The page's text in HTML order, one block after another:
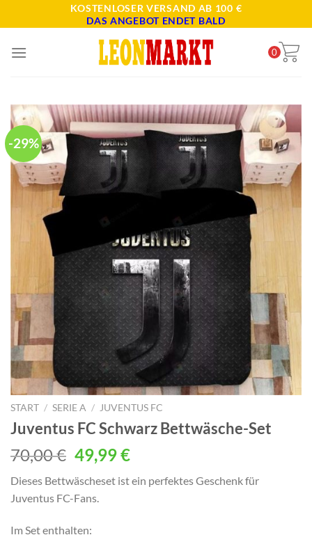
to
KOSTENLOSER VERSAND AB 100 €
DAS ANGEBOT ENDET BALD
0
-29%
START / SERIE A / JUVENTUS FC
Juventus FC Schwarz Bettwäsche-Set
70,00€ Ursprünglicher
Preis
war:
70,00 €
49,99€Aktueller
ist:
Dieses Bettwäscheset ist ein perfektes Geschenk für
Juventus FC-Fans.
Im Set enthalten: